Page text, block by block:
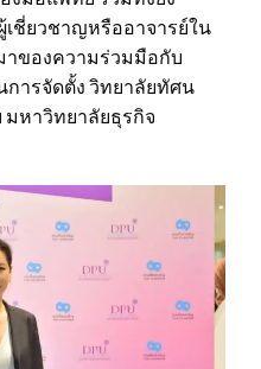
ชี่ยวชาญหรืออาจารย์ใน
าของความร่วมมือกับ
ารจัดตั้ง วิทยาลัยทัศน
มหาวิทยาลัยธุรกิจ